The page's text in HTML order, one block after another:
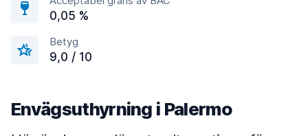
0,05 %
Betyg
9,0 / 10
Envägsuthyrning i Palermo